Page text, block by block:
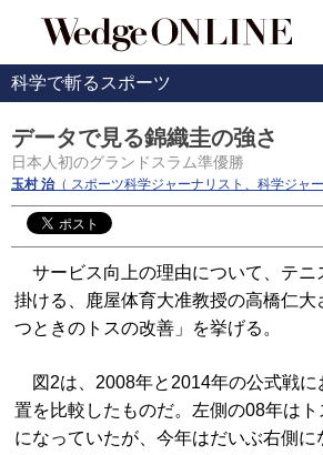
科学で斬るスポーツ
データで見る錦織圭の強さ
日本人初のグランドスラム準優勝
玉村 治（ スポーツ科学ジャーナリスト、科学ジャー
サービス向上の理由について、テニ
掛ける、鹿屋体育大准教授の高橋仁
つときのトスの改善」を挙げる。
図2は、2008年と2014年の公式戦に
置を比較したものだ。左側の08年は
になっていたが、今年はだいぶ右側に